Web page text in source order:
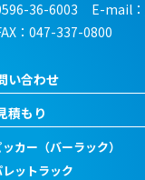
36-6003 E-mail：
：047-337-0800
い合わせ
積もり
ッカー（バーラック）
レットラック